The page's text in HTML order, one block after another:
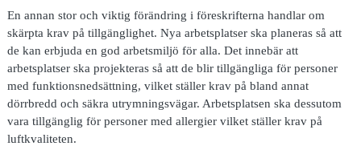
En annan stor och viktig förändring i föreskrifterna handlar om
skärpta krav på tillgänglighet. Nya arbetsplatser ska planeras så att
de kan erbjuda en god arbetsmiljö för alla. Det innebär att
arbetsplatser ska projekteras så att de blir tillgängliga för personer
med funktionsnedsättning, vilket ställer krav på bland annat
dörrbredd och säkra utrymningsvägar. Arbetsplatsen ska dessutom
vara tillgänglig för personer med allergier vilket ställer krav på
luftkvaliteten.